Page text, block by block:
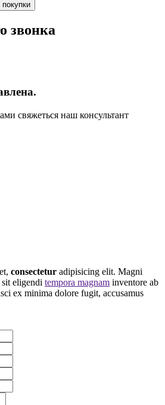
звонка
свяжеться наш консультант
consectetur adipisicing elit. Magni
eligendi tempora magnam inventore ab
ex minima dolore fugit, accusamus